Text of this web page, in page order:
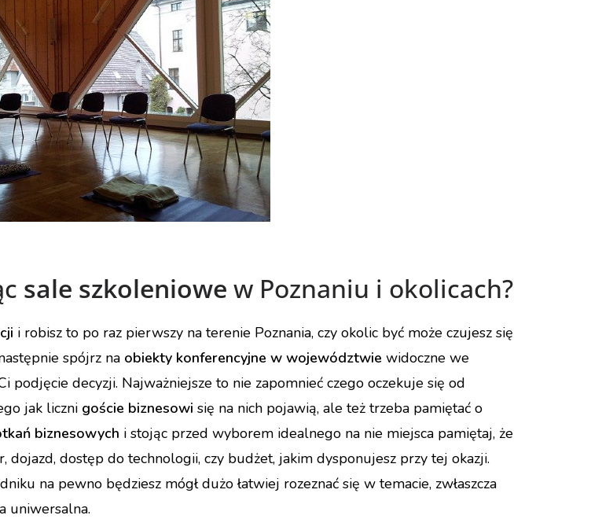
sale szkoleniowe w Poznaniu i okolicach?
i robisz to po raz pierwszy na terenie Poznania, czy okolic być może czujesz się
spójrz na obiekty konferencyjne w województwie widoczne we
podjęcie decyzji. Najważniejsze to nie zapomnieć czego oczekuje się od
jak liczni goście biznesowi się na nich pojawią, ale też trzeba pamiętać o
biznesowych i stojąc przed wyborem idealnego na nie miejsca pamiętaj, że
dostęp do technologii, czy budżet, jakim dysponujesz przy tej okazji.
na pewno będziesz mógł dużo łatwiej rozeznać się w temacie, zwłaszcza
uniwersalna.